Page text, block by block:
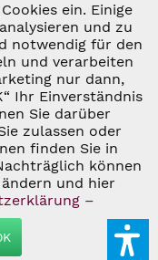
ZZGL.
WENN NICHT
THEME BY
Aktiv
Inaktiv
Inaktiv
Inaktiv
ein. Einige
und zu
notwendig für den
und verarbeiten
nur dann,
Ihr Einverständnis
Sie darüber
zulassen oder
finden Sie in
können
und hier
–